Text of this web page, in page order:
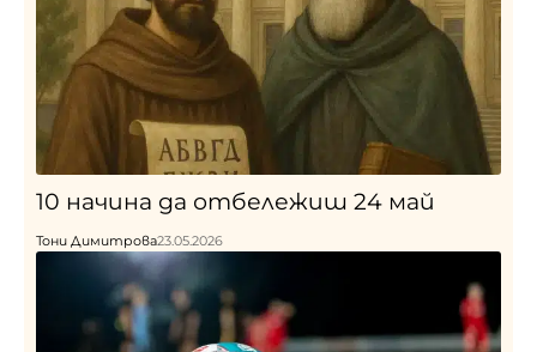
10 начина да отбележиш 24 май
Тони Димитрова23.05.2026